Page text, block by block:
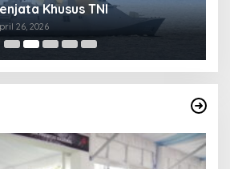
Khusus TNI
26, 2026